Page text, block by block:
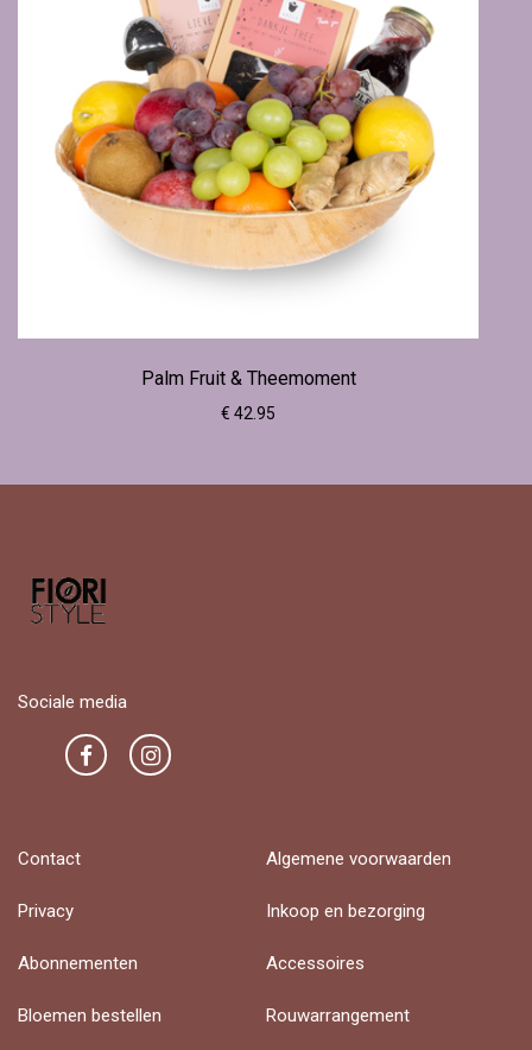
Palm Fruit & Theemoment
€ 42.95
Sociale media
Contact Algemene voorwaarden
Privacy Inkoop en bezorging
Abonnementen Accessoires
Bloemen bestellen Rouwarrangement